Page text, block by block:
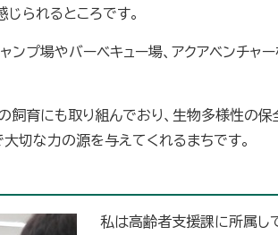
られるところです。
プ場やバーベキュー場、アクアベンチ
飼育にも取り組んでおり、生物多様性の
切な力の源を与えてくれるまちです。
私は高齢者支援課に所属し